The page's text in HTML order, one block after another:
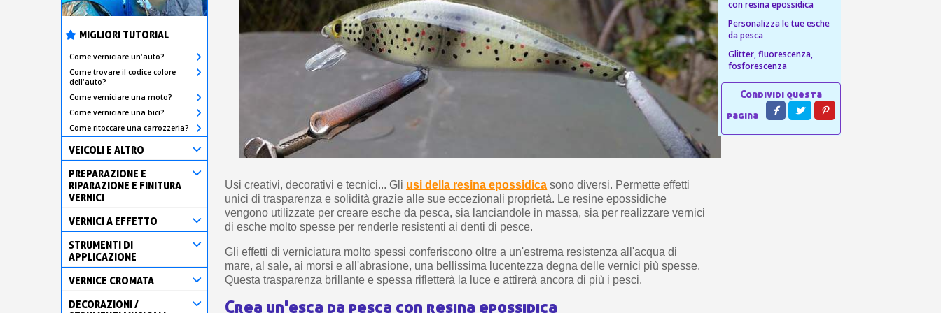
10€ di buono shopping per ogni referral
Iscriviti alla newsletter: 5€ di sconto
MIGLIORI TUTORIAL
Come verniciare un'auto?
Come trovare il codice colore
dell'auto?
Come verniciare una moto?
Come verniciare una bici?
Come ritoccare una carrozzeria?
VEICOLI E ALTRO
PREPARAZIONE E
RIPARAZIONE E FINITURA
VERNICI
VERNICI A EFFETTO
STRUMENTI DI
APPLICAZIONE
VERNICE CROMATA
DECORAZIONI /
Usi creativi, decorativi e tecnici... Gli usi della resina epossidica sono diversi. Permette effetti
unici di trasparenza e solidità grazie alle sue eccezionali proprietà. Le resine epossidiche
vengono utilizzate per creare esche da pesca, sia lanciandole in massa, sia per realizzare vernici
di esche molto spesse per renderle resistenti ai denti di pesce.
Gli effetti di verniciatura molto spessi conferiscono oltre a un'estrema resistenza all'acqua di
mare, al sale, ai morsi e all'abrasione, una bellissima lucentezza degna delle vernici più spesse.
Questa trasparenza brillante e spessa rifletterà la luce e attirerà ancora di più i pesci.
Crea un'esca da pesca con resina epossidica
con resina epossidica
Personalizza le tue esche
da pesca
Glitter, fluorescenza,
fosforescenza